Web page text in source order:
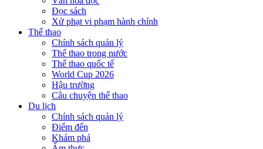
Đọc sách
Xử phạt vi phạm hành chính
Thể thao
Chính sách quản lý
Thể thao trong nước
Thể thao quốc tế
World Cup 2026
Hậu trường
Câu chuyện thể thao
Du lịch
Chính sách quản lý
Điểm đến
Khám phá